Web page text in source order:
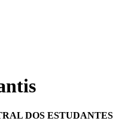
DOS ESTUDANTES